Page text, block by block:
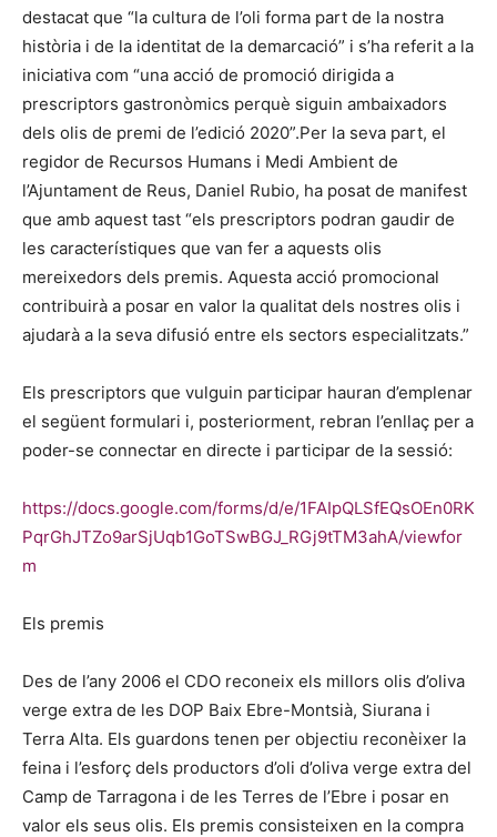
destacat que “la cultura de l’oli forma part de la nostra
història i de la identitat de la demarcació” i s’ha referit a la
iniciativa com “una acció de promoció dirigida a
prescriptors gastronòmics perquè siguin ambaixadors
dels olis de premi de l’edició 2020”.Per la seva part, el
regidor de Recursos Humans i Medi Ambient de
l’Ajuntament de Reus, Daniel Rubio, ha posat de manifest
que amb aquest tast “els prescriptors podran gaudir de
les característiques que van fer a aquests olis
mereixedors dels premis. Aquesta acció promocional
contribuirà a posar en valor la qualitat dels nostres olis i
ajudarà a la seva difusió entre els sectors especialitzats.”
Els prescriptors que vulguin participar hauran d’emplenar
el següent formulari i, posteriorment, rebran l’enllaç per a
poder-se connectar en directe i participar de la sessió:
https://docs.google.com/forms/d/e/1FAIpQLSfEQsOEn0RK
PqrGhJTZo9arSjUqb1GoTSwBGJ_RGj9tTM3ahA/viewfor
m
Els premis
Des de l’any 2006 el CDO reconeix els millors olis d’oliva
verge extra de les DOP Baix Ebre-Montsià, Siurana i
Terra Alta. Els guardons tenen per objectiu reconèixer la
feina i l’esforç dels productors d’oli d’oliva verge extra del
Camp de Tarragona i de les Terres de l’Ebre i posar en
valor els seus olis. Els premis consisteixen en la compra